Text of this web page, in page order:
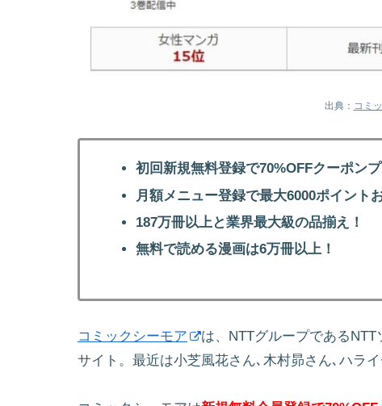
出典： コミ
初回新規無料登録で70%OFFクーポンプ
月額メニュー登録で最大6000ポイント
187万冊以上と業界最大級の品揃え！
無料で読める漫画は6万冊以上！
コミックシーモア
は、NTTグループである
サイト。最近は小芝風花さん､木村昴さん､ハラ